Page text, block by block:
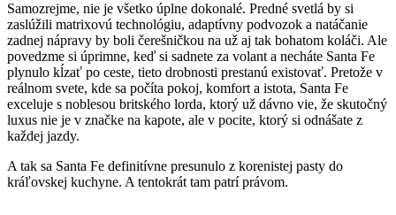
Samozrejme, nie je všetko úplne dokonalé. Predné svetlá by si
zaslúžili matrixovú technológiu, adaptívny podvozok a natáčanie
zadnej nápravy by boli čerešničkou na už aj tak bohatom koláči. Ale
povedzme si úprimne, keď si sadnete za volant a necháte Santa Fe
plynulo kĺzať po ceste, tieto drobnosti prestanú existovať. Pretože v
reálnom svete, kde sa počíta pokoj, komfort a istota, Santa Fe
exceluje s noblesou britského lorda, ktorý už dávno vie, že skutočný
luxus nie je v značke na kapote, ale v pocite, ktorý si odnášate z
každej jazdy.
A tak sa Santa Fe definitívne presunulo z korenistej pasty do
kráľovskej kuchyne. A tentokrát tam patrí právom.